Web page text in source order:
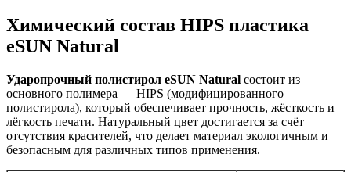
Химический состав HIPS пластика
eSUN Natural
Ударопрочный полистирол eSUN Natural состоит из
основного полимера — HIPS (модифицированного
полистирола), который обеспечивает прочность, жёсткость и
лёгкость печати. Натуральный цвет достигается за счёт
отсутствия красителей, что делает материал экологичным и
безопасным для различных типов применения.